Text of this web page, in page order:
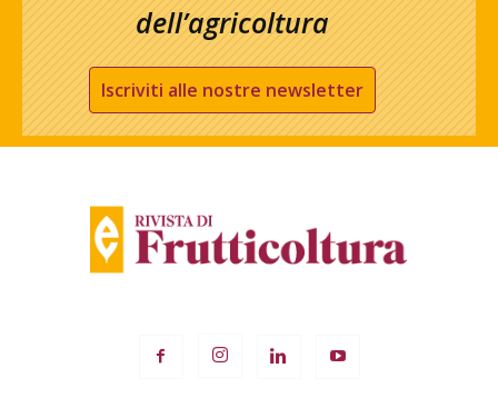
dell’agricoltura
Iscriviti alle nostre newsletter